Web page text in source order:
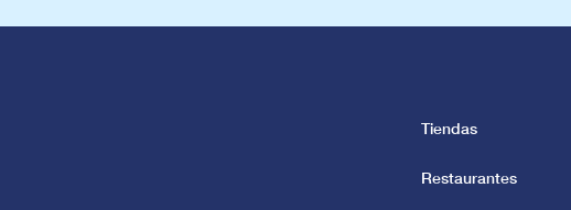
Tiendas
Restaurantes